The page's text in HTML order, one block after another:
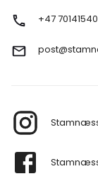
+47 70141540